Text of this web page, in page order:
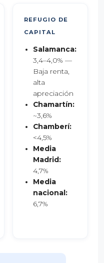
REFUGIO DE
CAPITAL
Salamanca:
3,4–4,0% —
Baja renta,
alta
apreciación
Chamartín:
~3,6%
Chamberí:
<4,5%
Media
Madrid:
4,7%
Media
nacional:
6,7%